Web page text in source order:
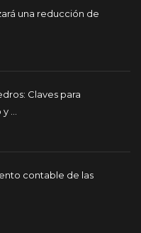
una reducción de
Claves para
...
contable de las